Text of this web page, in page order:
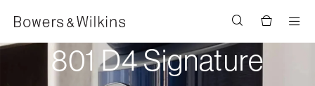
801 D4 Signature